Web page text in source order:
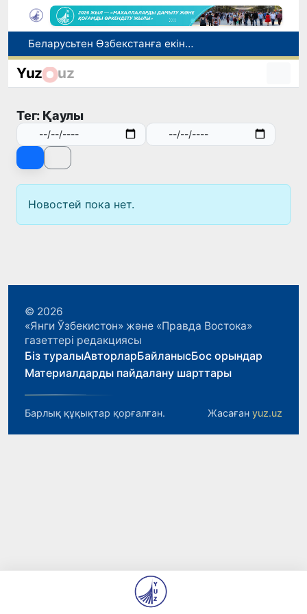
Беларусьтен Өзбекстанға екінші тікелей жүк пойызы жөнелтілді
Адам саудасынан зардап шеккен азаматтар әлеуметтік қызметтермен қамтылады
Жарты жылда Өзбекстанда қанша егіз сәби дүниеге келді?
Yuz uz
Тег: Қаулы
Новостей пока нет.
© 2026
«Янги Ўзбекистон» және «Правда Востока»
газеттері редакциясы
Біз туралыАвторларБайланысБос орындар
Материалдарды пайдалану шарттары
Барлық құқықтар қорғалған. Жасаған yuz.uz